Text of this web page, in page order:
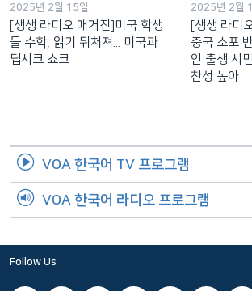
2025년 2월 15일
[생생 라디오 매거진]미국 학생
들 수학, 읽기 뒤처져... 미국과
딥시크 쇼크
2025년 2월
[생생 라디
중국 소포
인 출생 시
찬성 높아
VOA 한국어 TV 프로그램
VOA 한국어 라디오 프로그램
Follow Us